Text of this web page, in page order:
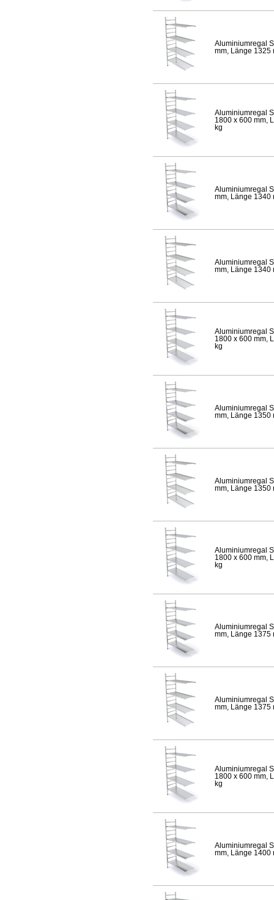
Aluminiumregal
mm, Länge 1325
Aluminiumregal
1800 x 600 mm,
kg
Aluminiumregal
mm, Länge 1340
Aluminiumregal
mm, Länge 1340
Aluminiumregal
1800 x 600 mm,
kg
Aluminiumregal
mm, Länge 1350
Aluminiumregal
mm, Länge 1350
Aluminiumregal
1800 x 600 mm,
kg
Aluminiumregal
mm, Länge 1375
Aluminiumregal
mm, Länge 1375
Aluminiumregal
1800 x 600 mm,
kg
Aluminiumregal
mm, Länge 1400